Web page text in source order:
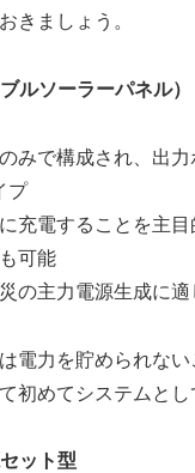
きましょう。
ルソーラーパネル）
みで構成され、出
プ
充電することを主
可能
の主力電源生成に
電力を貯められな
初めてシステムとし
ット型